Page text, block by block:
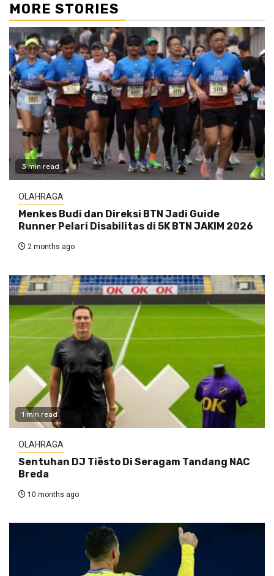
MORE STORIES
3 min read
OLAHRAGA
Menkes Budi dan Direksi BTN Jadi Guide
Runner Pelari Disabilitas di 5K BTN JAKIM 2026
2 months ago
1 min read
OLAHRAGA
Sentuhan DJ Tiësto Di Seragam Tandang NAC
Breda
10 months ago